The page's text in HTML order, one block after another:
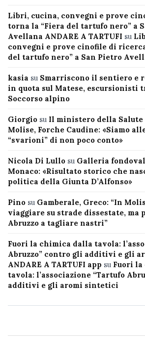
Libri, cucina, convegni e prove
torna la “Fiera del tartufo nero” a
Avellana ANDARE A TARTUFI su
convegni e prove cinofile di
del tartufo nero” a San Pietro
kasia su Smarriscono il sentiero e
in quota sul Matese, escursionisti
Soccorso alpino
Giorgio su Il ministero della
Molise, Forche Caudine: «Siamo
“svarioni” di non poco conto»
Nicola Di Lullo su Galleria
Monaco: «Risultato storico che
politica della Giunta D’Alfonso»
Pino su Gamberale, Greco: “In
viaggiare su strade dissestate, ma
Abruzzo a tagliare nastri”
Fuori la chimica dalla tavola:
Abruzzo” contro gli additivi e gli
ANDARE A TARTUFI app su Fuori
tavola: l’associazione “Tartufo
additivi e gli aromi sintetici